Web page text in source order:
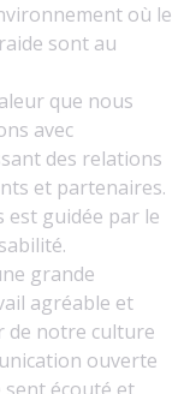
où le
sont au
que nous
avec
des relations
et partenaires.
est guidée par le
grande
agréable et
de notre culture
ouverte